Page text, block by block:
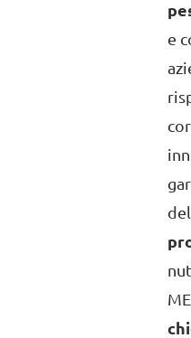
e